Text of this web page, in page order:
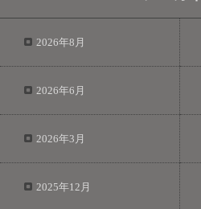
2026年8月
2026年6月
2026年3月
2025年12月